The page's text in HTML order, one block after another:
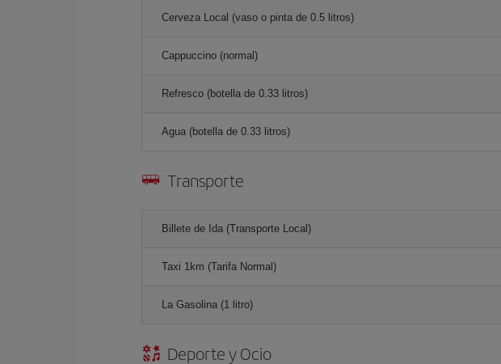
Cerveza Local (vaso o pinta de 0.5 litros)
Cappuccino (normal)
Refresco (botella de 0.33 litros)
Agua (botella de 0.33 litros)
Transporte
Billete de Ida (Transporte Local)
Taxi 1km (Tarifa Normal)
La Gasolina (1 litro)
Deporte y Ocio